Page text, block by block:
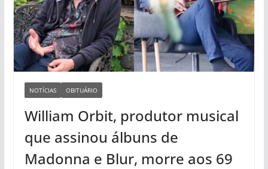
NOTÍCIAS OBITUÁRIO
William Orbit, produtor musical
que assinou álbuns de
Madonna e Blur, morre aos 69